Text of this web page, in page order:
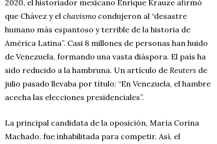
2020, el historiador mexicano Enrique Krauze afirmó
que Chávez y el chavismo condujeron al “desastre
humano más espantoso y terrible de la historia de
América Latina”. Casi 8 millones de personas han huido
de Venezuela, formando una vasta diáspora. El país ha
sido reducido a la hambruna. Un artículo de Reuters de
julio pasado llevaba por título: “En Venezuela, el hambre
acecha las elecciones presidenciales”.
La principal candidata de la oposición, María Corina
Machado, fue inhabilitada para competir. Así, el